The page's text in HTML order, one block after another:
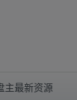
主最新资源